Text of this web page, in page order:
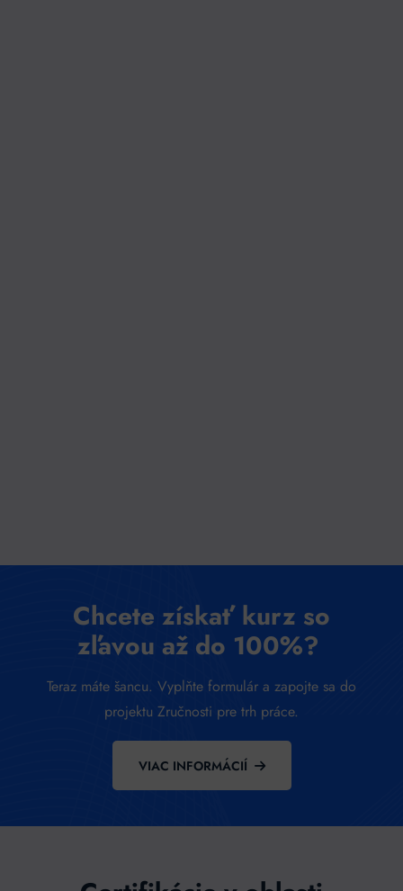
Chcete získať kurz so
zľavou až do 100%?
Teraz máte šancu. Vyplňte formulár a zapojte sa do
projektu Zručnosti pre trh práce.
VIAC INFORMÁCIÍ